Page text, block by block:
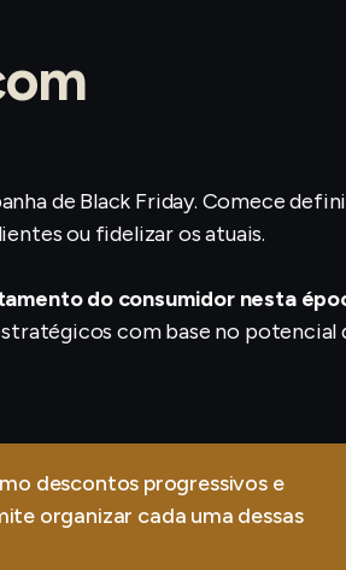
de Black Friday. Comece
ou fidelizar os atuais.
do consumidor nesta
com base no potencial
descontos progressivos e
organizar cada uma dessas